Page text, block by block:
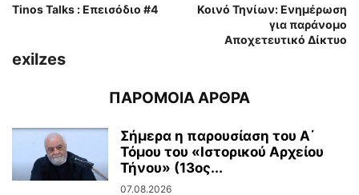
Tinos Talks : Επεισόδιο #4
Κοινό Τηνίων: Ενημέρωση
για παράνομο
Αποχετευτικό Δίκτυο
exilzes
ΠΑΡΟΜΟΙΑ ΑΡΘΡΑ
Σήμερα η παρουσίαση του Α΄
Τόμου του «Ιστορικού Αρχείου
Τήνου» (13ος...
07.08.2026